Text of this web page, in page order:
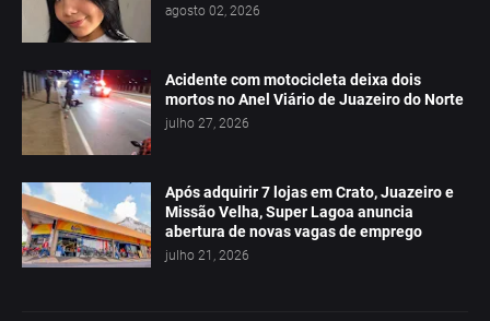
agosto 02, 2026
Acidente com motocicleta deixa dois
mortos no Anel Viário de Juazeiro do Norte
julho 27, 2026
Após adquirir 7 lojas em Crato, Juazeiro e
Missão Velha, Super Lagoa anuncia
abertura de novas vagas de emprego
julho 21, 2026